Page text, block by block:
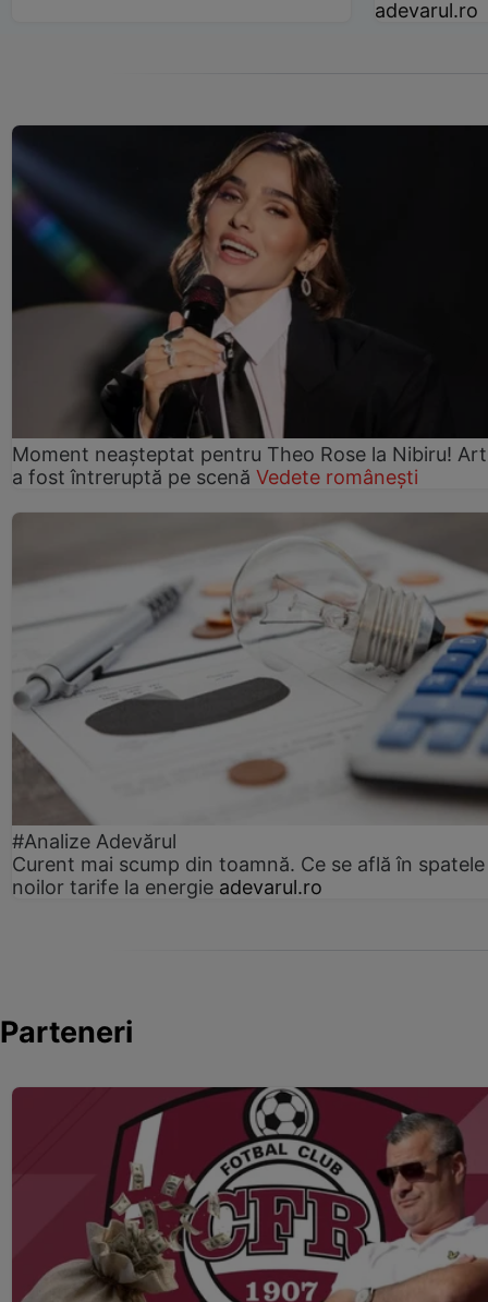
adevarul.ro
Moment neașteptat pentru Theo Rose la Nibiru!
a fost întreruptă pe scenă Vedete românești
#Analize Adevărul
Curent mai scump din toamnă. Ce se află în spatele
noilor tarife la energie adevarul.ro
Parteneri